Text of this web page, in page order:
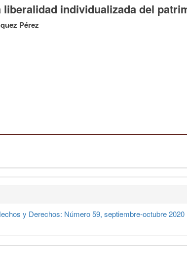
liberalidad individualizada del
Pérez
y Derechos: Número 59, septiembre-octubre 2020